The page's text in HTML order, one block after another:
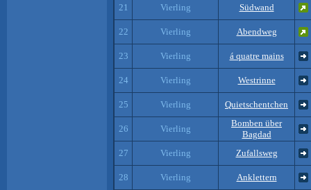
21 Vierling Südwand
22 Vierling Abendweg
23 Vierling á quatre mains
24 Vierling Westrinne
25 Vierling Quietschentchen
26 Vierling
Bomben über
Bagdad
27
Vierling Zufallsweg
28 Vierling Anklettern